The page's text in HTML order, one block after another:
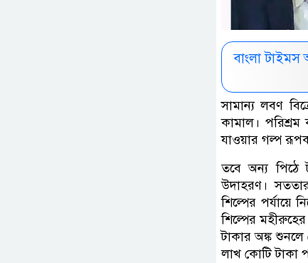
বাংলা
সামান্য লবণ
কামাল।
যাওয়ার গল্প
তবে অন্য পিঠে
উদাহরণ।
শিল্পের পর্যায়ে
শিল্পের
টাকার অঙ্ক
লাখ কোটি টাকা